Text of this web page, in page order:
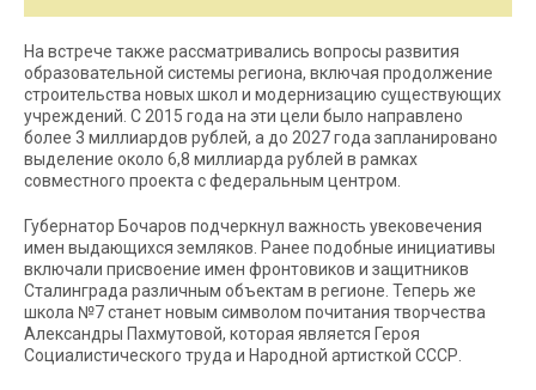
На встрече также рассматривались вопросы развития
образовательной системы региона, включая продолжение
строительства новых школ и модернизацию существующих
учреждений. С 2015 года на эти цели было направлено
более 3 миллиардов рублей, а до 2027 года запланировано
выделение около 6,8 миллиарда рублей в рамках
совместного проекта с федеральным центром.
Губернатор Бочаров подчеркнул важность увековечения
имен выдающихся земляков. Ранее подобные инициативы
включали присвоение имен фронтовиков и защитников
Сталинграда различным объектам в регионе. Теперь же
школа №7 станет новым символом почитания творчества
Александры Пахмутовой, которая является Героя
Социалистического труда и Народной артисткой СССР.